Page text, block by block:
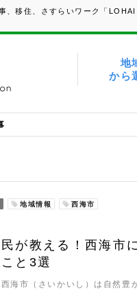
、移住、さすらいワーク「
地
から
地域情報 西海市
が教える！西海市
と3選
海市（さいかいし）は自然豊